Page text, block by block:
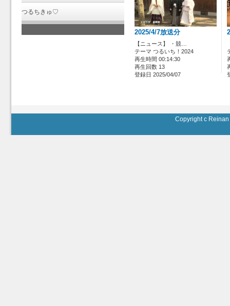
つるちきゅ♡
2025/4/7放送分
【ニュース】 ・競…
テーマ つるいち！2024
再生時間 00:14:30
再生回数 13
登録日 2025/04/07
Copyright c